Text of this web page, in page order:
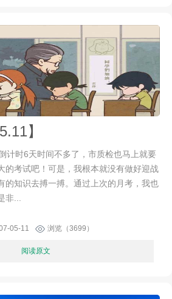
】
计时6天时间不多了，市质检也马上就要
的考试吧！可是，我根本就没有做好迎战
的知识去搏一搏。通过上次的月考，我也
...
05-11 浏览（3699）
阅读原文